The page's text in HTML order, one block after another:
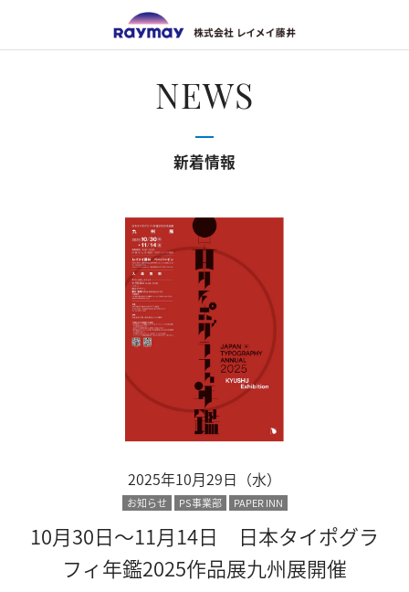
NEWS
新着情報
2025年10月29日（水）
お知らせ PS事業部 PAPER INN
10月30日～11月14日 日本タイポグラ
フィ年鑑2025作品展九州展開催